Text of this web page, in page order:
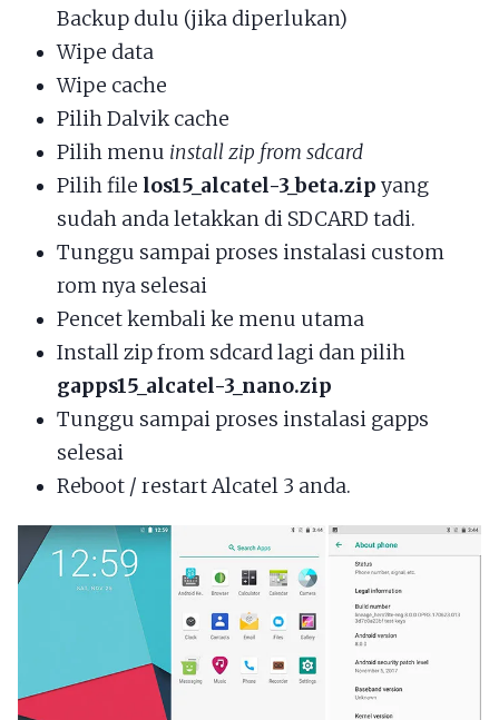
Backup dulu (jika diperlukan)
Wipe data
Wipe cache
Pilih Dalvik cache
Pilih menu install zip from sdcard
Pilih file los15_alcatel-3_beta.zip yang
sudah anda letakkan di SDCARD tadi.
Tunggu sampai proses instalasi custom
rom nya selesai
Pencet kembali ke menu utama
Install zip from sdcard lagi dan pilih
gapps15_alcatel-3_nano.zip
Tunggu sampai proses instalasi gapps
selesai
Reboot / restart Alcatel 3 anda.